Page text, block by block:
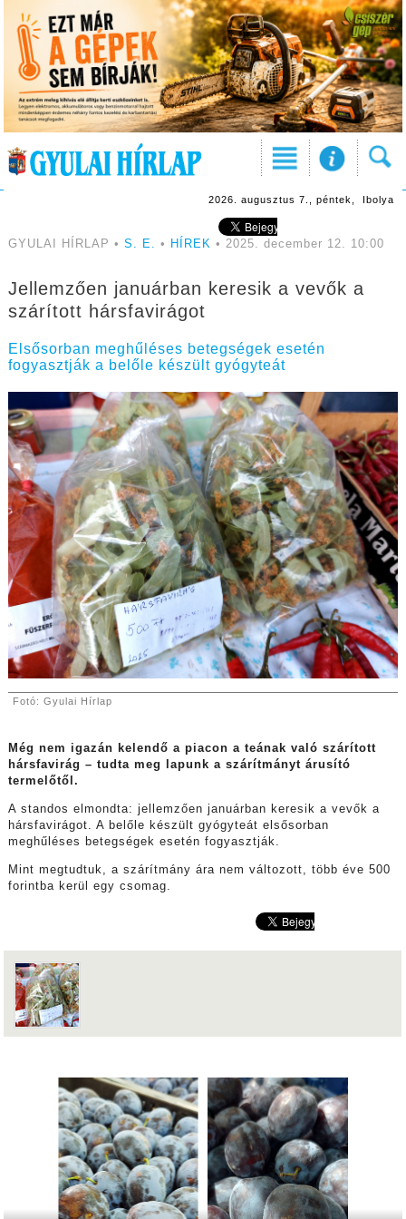
2026. augusztus 7., péntek, Ibolya
GYULAI HÍRLAP • S. E. • HÍREK • 2025. december 12. 10:00
Jellemzően januárban keresik a vevők a
szárított hársfavirágot
Elsősorban meghűléses betegségek esetén
fogyasztják a belőle készült gyógyteát
Fotó: Gyulai Hírlap
Még nem igazán kelendő a piacon a teának való szárított
hársfavirág – tudta meg lapunk a szárítmányt árusító
termelőtől.
A standos elmondta: jellemzően januárban keresik a vevők a
hársfavirágot. A belőle készült gyógyteát elsősorban
meghűléses betegségek esetén fogyasztják.
Mint megtudtuk, a szárítmány ára nem változott, több éve 500
forintba kerül egy csomag.